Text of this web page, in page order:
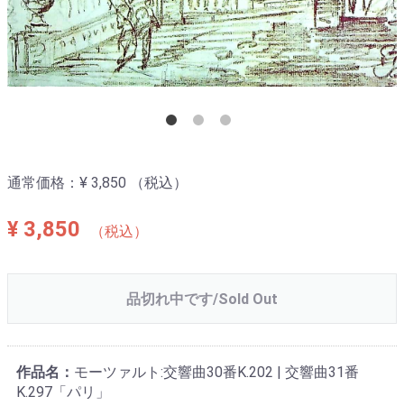
通常価格： ¥ 3,850 （税込）
¥ 3,850 （税込）
品切れ中です/Sold Out
作品名： モーツァルト:交響曲30番K.202 | 交響曲31番
K.297「パリ」